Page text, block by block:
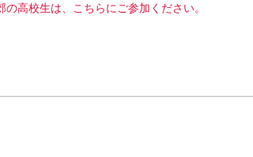
高校生は、こちらにご参加ください。